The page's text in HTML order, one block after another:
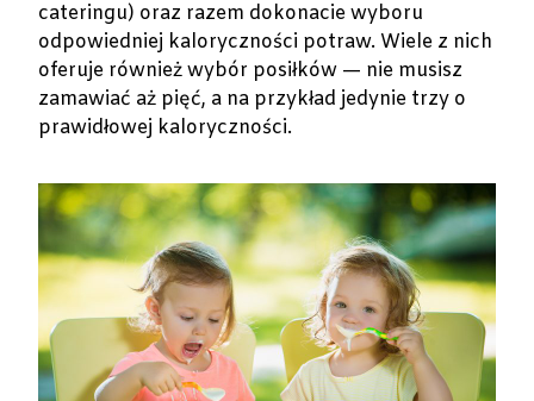
cateringu) oraz razem dokonacie wyboru
odpowiedniej kaloryczności potraw. Wiele z nich
oferuje również wybór posiłków — nie musisz
zamawiać aż pięć, a na przykład jedynie trzy o
prawidłowej kaloryczności.